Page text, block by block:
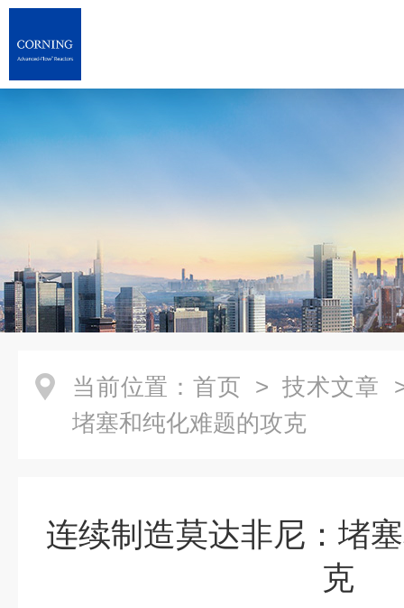
当前位置： 首页 > 技术文章
堵塞和纯化难题的攻克
连续制造莫达非尼：堵
克